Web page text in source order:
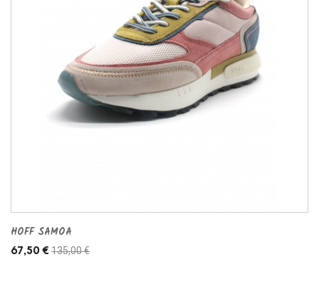
HOFF SAMOA
67,50 € 135,00 €